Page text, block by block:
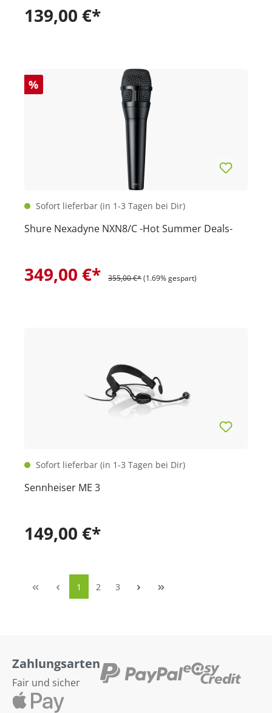
139,00 €*
%
Sofort lieferbar (in 1-3 Tagen bei Dir)
Shure Nexadyne NXN8/C -Hot Summer Deals-
349,00 €* 355,00 €*(1.69% gespart)
Sofort lieferbar (in 1-3 Tagen bei Dir)
Sennheiser ME 3
149,00 €*
1 2 3
Zahlungsarten
Fair und sicher